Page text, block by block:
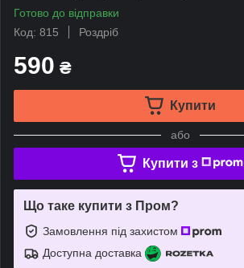
Готово до відправки
Код: 815
Роздріб
590 ₴
Купити
або
Купити з
Що таке купити з Пром?
Замовлення під захистом
Доступна доставка